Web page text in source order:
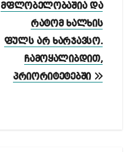
მფლობელობაშია და
რატომ ხალხის
ფულს არ ხარჯავსო.
ჩამოყალიბდით,
პრიორიტეტებში